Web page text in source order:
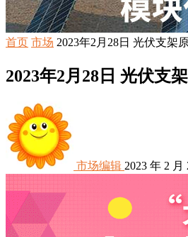
首页 市场 2023年2月28日 光伏支架
2023年2月28日 光伏支
市场编辑 2023 年 2 月